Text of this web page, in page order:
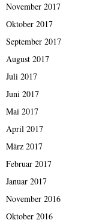
November 2017
Oktober 2017
September 2017
August 2017
Juli 2017
Juni 2017
Mai 2017
April 2017
März 2017
Februar 2017
Januar 2017
November 2016
Oktober 2016